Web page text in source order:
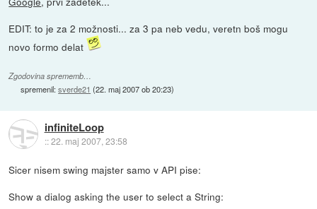
EDIT: to je za 2 možnosti... za 3 pa neb vedu, veretn boš mogu
novo formo delat
Zgodovina sprememb…
spremenil:sverde21 (22. maj 2007 ob 20:23)
infiniteLoop
::22. maj 2007, 23:58
Sicer nisem swing majster samo v API pise:
Show a dialog asking the user to select a String: